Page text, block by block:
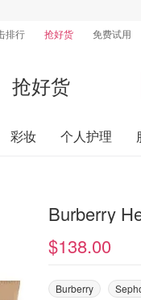
排行 抢好货 免费试用
抢好货
彩妆 个人护理
Burberry
$138.00
Burberry